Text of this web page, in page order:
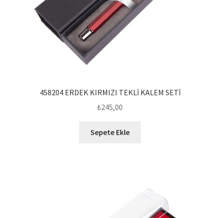
458204 ERDEK KIRMIZI TEKLİ KALEM SETİ
₺245,00
Sepete Ekle